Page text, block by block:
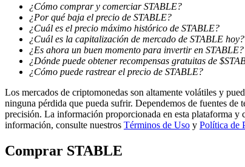
Power Piggy
Gana recompensas competitivas diariamente
¿Cómo comprar y comerciar STABLE?
¿Por qué baja el precio de STABLE?
¿Cuál es el precio máximo histórico de STABLE?
¿Cuál es la capitalización de mercado de STABLE hoy?
¿Es ahora un buen momento para invertir en STABLE?
¿Dónde puede obtener recompensas gratuitas de
¿Cómo puede rastrear el precio de STABLE?
Los mercados de criptomonedas son altamente volátiles y
ninguna pérdida que pueda sufrir. Dependemos de fuentes de
precisión. La información proporcionada en esta plataforma y
información, consulte nuestros Términos de Uso y Política de
Comprar STABLE